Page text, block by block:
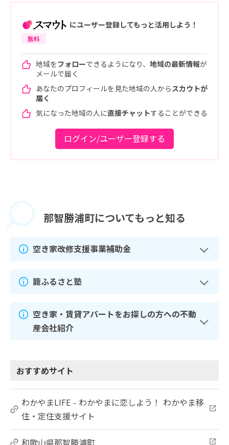
にユーザー登録してもっと活用しよう！
無料
地域をフォローできるようになり、 地域の最新情報が
メールで届く
あなたのプロフィールを見た地域の人から スカウトが
届く
気になった地域の人に直接チャットすることができる
ログイン/ユーザー登録する
那智勝浦町についてもっと知る
空き家改修支援事業補助金
籠ふるさと塾
空き家・賃貸アパートをお探しの方への不動
産会社紹介
おすすめサイト
わかやまLIFE - わかやまに恋しよう！ わかやま移
住・定住支援サイト
和歌山県那智勝浦町